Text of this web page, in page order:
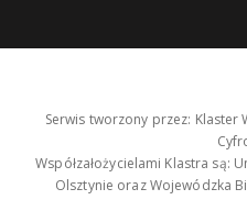
Serwis tworzony przez:
Współzałożycielami Klastra są:
Olsztynie oraz Wojewódzka